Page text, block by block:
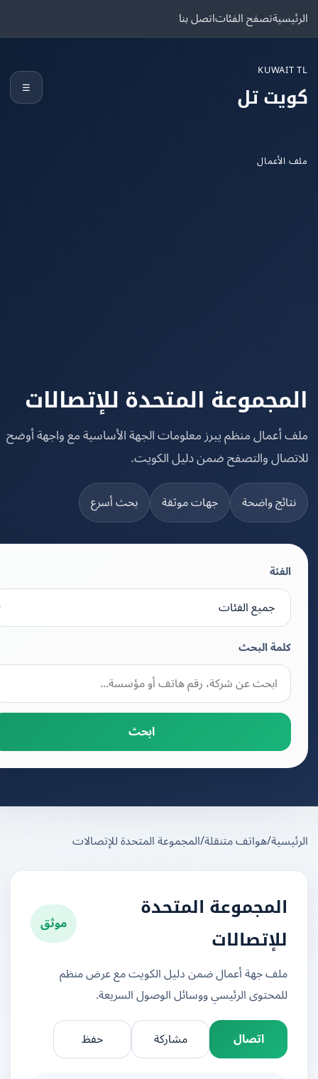
تصفح الفئاتاتصل بنا
تل
المتحدة للإتصالات
منظم يبرز معلومات الجهة الأساسية مع واجهة أوضح
والتصفح ضمن دليل الكويت.
واضحة جهات موثقة بحث أسرع
كلمة البحث
ابحث
/هواتف متنقلة/المجموعة المتحدة للإتصالات
المجموعة المتحدة
للإتصالات
موثق
ملف جهة أعمال ضمن دليل الكويت مع عرض منظم
للمحتوى الرئيسي ووسائل الوصول السريعة.
اتصال
مشاركة